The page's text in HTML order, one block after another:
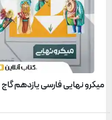
میکرو نهایی فارسی یازدهم گاج